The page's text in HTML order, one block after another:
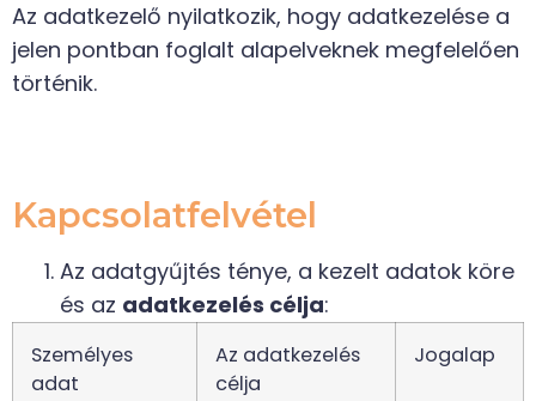
Az adatkezelő nyilatkozik, hogy adatkezelése a
jelen pontban foglalt alapelveknek megfelelően
történik.
Kapcsolatfelvétel
Az adatgyűjtés ténye, a kezelt adatok köre
és az adatkezelés célja:
Személyes
adat
Az adatkezelés
célja
Jogalap